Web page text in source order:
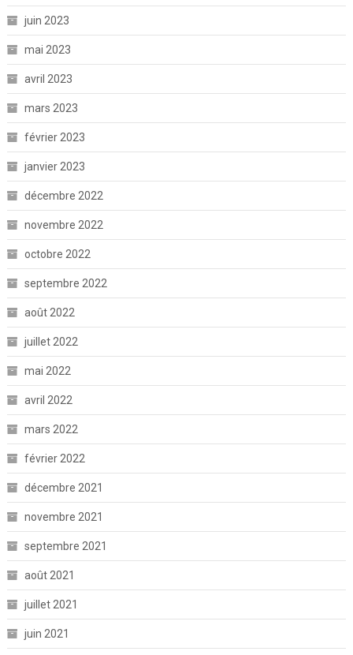
juin 2023
mai 2023
avril 2023
mars 2023
février 2023
janvier 2023
décembre 2022
novembre 2022
octobre 2022
septembre 2022
août 2022
juillet 2022
mai 2022
avril 2022
mars 2022
février 2022
décembre 2021
novembre 2021
septembre 2021
août 2021
juillet 2021
juin 2021